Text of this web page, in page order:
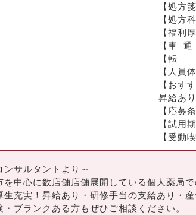
【処方
【処方
【福利
【車
【転　
【人員
【おす
昇給あ
【応募
【試用
【受動
ンサルタントより～
を中心に数店舗店舗展開している個人薬局で
生充実！昇給あり・研修手当の支給あり・
・ブランクある方もぜひご相談ください。